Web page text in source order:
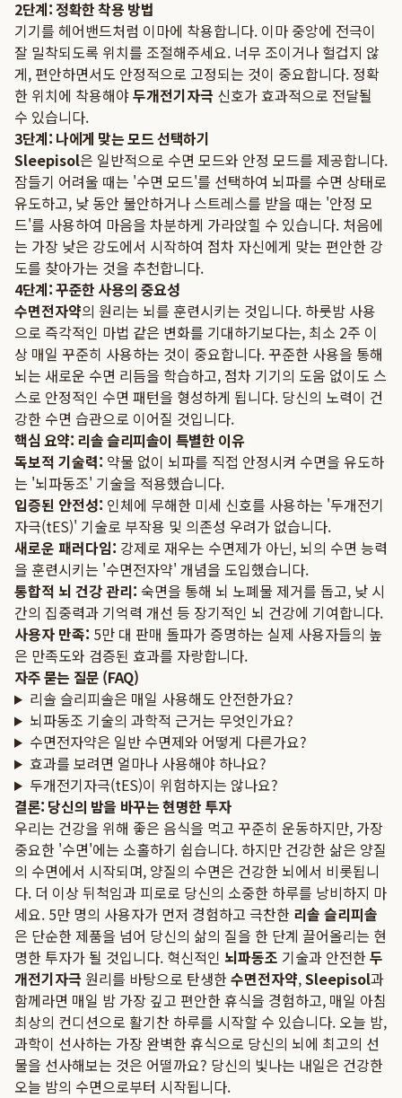
2단계: 정확한 착용 방법
기기를 헤어밴드처럼 이마에 착용합니다. 이마 중앙에 전극이
잘 밀착되도록 위치를 조절해주세요. 너무 조이거나 헐겁지 않
게, 편안하면서도 안정적으로 고정되는 것이 중요합니다. 정확
한 위치에 착용해야두개전기자극 신호가 효과적으로 전달될
수 있습니다.
3단계: 나에게 맞는 모드 선택하기
Sleepisol은 일반적으로 수면 모드와 안정 모드를 제공합니다.
잠들기 어려울 때는 '수면 모드'를 선택하여 뇌파를 수면 상태로
유도하고, 낮 동안 불안하거나 스트레스를 받을 때는 '안정 모
드'를 사용하여 마음을 차분하게 가라앉힐 수 있습니다. 처음에
는 가장 낮은 강도에서 시작하여 점차 자신에게 맞는 편안한 강
도를 찾아가는 것을 추천합니다.
4단계: 꾸준한 사용의 중요성
수면전자약의 원리는 뇌를 훈련시키는 것입니다. 하룻밤 사용
으로 즉각적인 마법 같은 변화를 기대하기보다는, 최소 2주 이
상 매일 꾸준히 사용하는 것이 중요합니다. 꾸준한 사용을 통해
뇌는 새로운 수면 리듬을 학습하고, 점차 기기의 도움 없이도 스
스로 안정적인 수면 패턴을 형성하게 됩니다. 당신의 노력이 건
강한 수면 습관으로 이어질 것입니다.
핵심 요약: 리솔 슬리피솔이 특별한 이유
독보적 기술력: 약물 없이 뇌파를 직접 안정시켜 수면을 유도하
는 '뇌파동조' 기술을 적용했습니다.
입증된 안전성: 인체에 무해한 미세 신호를 사용하는 '두개전기
자극(tES)' 기술로 부작용 및 의존성 우려가 없습니다.
새로운 패러다임: 강제로 재우는 수면제가 아닌, 뇌의 수면 능력
을 훈련시키는 '수면전자약' 개념을 도입했습니다.
통합적 뇌 건강 관리: 숙면을 통해 뇌 노폐물 제거를 돕고, 낮 시
간의 집중력과 기억력 개선 등 장기적인 뇌 건강에 기여합니다.
사용자 만족: 5만 대 판매 돌파가 증명하는 실제 사용자들의 높
은 만족도와 검증된 효과를 자랑합니다.
자주 묻는 질문 (FAQ)
리솔 슬리피솔은 매일 사용해도 안전한가요?
뇌파동조 기술의 과학적 근거는 무엇인가요?
수면전자약은 일반 수면제와 어떻게 다른가요?
효과를 보려면 얼마나 사용해야 하나요?
두개전기자극(tES)이 위험하지는 않나요?
결론: 당신의 밤을 바꾸는 현명한 투자
우리는 건강을 위해 좋은 음식을 먹고 꾸준히 운동하지만, 가장
중요한 '수면'에는 소홀하기 쉽습니다. 하지만 건강한 삶은 양질
의 수면에서 시작되며, 양질의 수면은 건강한 뇌에서 비롯됩니
다. 더 이상 뒤척임과 피로로 당신의 소중한 하루를 낭비하지 마
세요. 5만 명의 사용자가 먼저 경험하고 극찬한 리솔 슬리피솔
은 단순한 제품을 넘어 당신의 삶의 질을 한 단계 끌어올리는 현
명한 투자가 될 것입니다. 혁신적인 뇌파동조 기술과 안전한두
개전기자극 원리를 바탕으로 탄생한수면전자약,Sleepisol과
함께라면 매일 밤 가장 깊고 편안한 휴식을 경험하고, 매일 아침
최상의 컨디션으로 활기찬 하루를 시작할 수 있습니다. 오늘 밤,
과학이 선사하는 가장 완벽한 휴식으로 당신의 뇌에 최고의 선
물을 선사해보는 것은 어떨까요? 당신의 빛나는 내일은 건강한
오늘 밤의 수면으로부터 시작됩니다.